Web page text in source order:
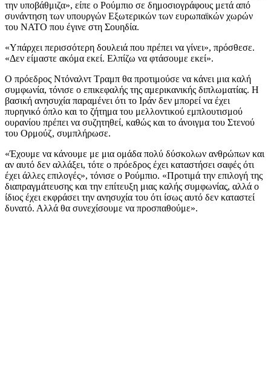
την υποβάθμιζα», είπε ο Ρούμπιο σε δημοσιογράφους μετά από
συνάντηση των υπουργών Εξωτερικών των ευρωπαϊκών χωρών
του ΝΑΤΟ που έγινε στη Σουηδία.
«Υπάρχει περισσότερη δουλειά που πρέπει να γίνει», πρόσθεσε.
«Δεν είμαστε ακόμα εκεί. Ελπίζω να φτάσουμε εκεί».
Ο πρόεδρος Ντόναλντ Τραμπ θα προτιμούσε να κάνει μια καλή
συμφωνία, τόνισε ο επικεφαλής της αμερικανικής διπλωματίας. Η
βασική ανησυχία παραμένει ότι το Ιράν δεν μπορεί να έχει
πυρηνικό όπλο και το ζήτημα του μελλοντικού εμπλουτισμού
ουρανίου πρέπει να συζητηθεί, καθώς και το άνοιγμα του Στενού
του Ορμούζ, συμπλήρωσε.
«Έχουμε να κάνουμε με μια ομάδα πολύ δύσκολων ανθρώπων και
αν αυτό δεν αλλάξει, τότε ο πρόεδρος έχει καταστήσει σαφές ότι
έχει άλλες επιλογές», τόνισε ο Ρούμπιο. «Προτιμά την επιλογή της
διαπραγμάτευσης και την επίτευξη μιας καλής συμφωνίας, αλλά ο
ίδιος έχει εκφράσει την ανησυχία του ότι ίσως αυτό δεν καταστεί
δυνατό. Αλλά θα συνεχίσουμε να προσπαθούμε».